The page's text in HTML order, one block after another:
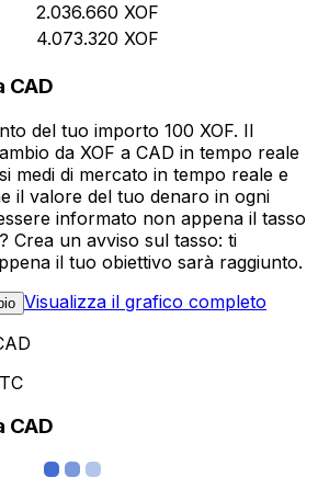
2.036.660 XOF
4.073.320 XOF
CAD
del tuo importo 100 XOF. Il
da XOF a CAD in tempo reale
medi di mercato in tempo reale e
il valore del tuo denaro in ogni
informato non appena il tasso
Crea un avviso sul tasso: ti
il tuo obiettivo sarà raggiunto.
Visualizza il grafico completo
CAD